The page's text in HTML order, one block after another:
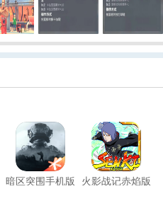
暗区突围手机版 火影战记赤焰版